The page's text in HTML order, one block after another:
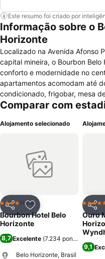
Este resumo foi criado por
Informação sobre o
Horizonte
Localizado na Avenida Afonso
capital mineira, o Bourbon
conforto e modernidade no centro
apartamentos acomodam até
condicionado, frigobar, mesa
e cofre. O hotel também
Belo Horizonte Hotel
local também conta com
inclui um bufê de café da
refeições, os hóspedes
especiais. De carro, chega-se ao Mercado Central em cerca de 15
minutos e à Lagoa da
Comparar com
Alojamento selecionado
PartilharAdicionar aos
4 EstrelasHotel
Bourbon Hotel Belo
Horizonte
8,7 Excelente (7.234 pontuações
Belo Horizonte, Brasil
5
Ouro
9,1